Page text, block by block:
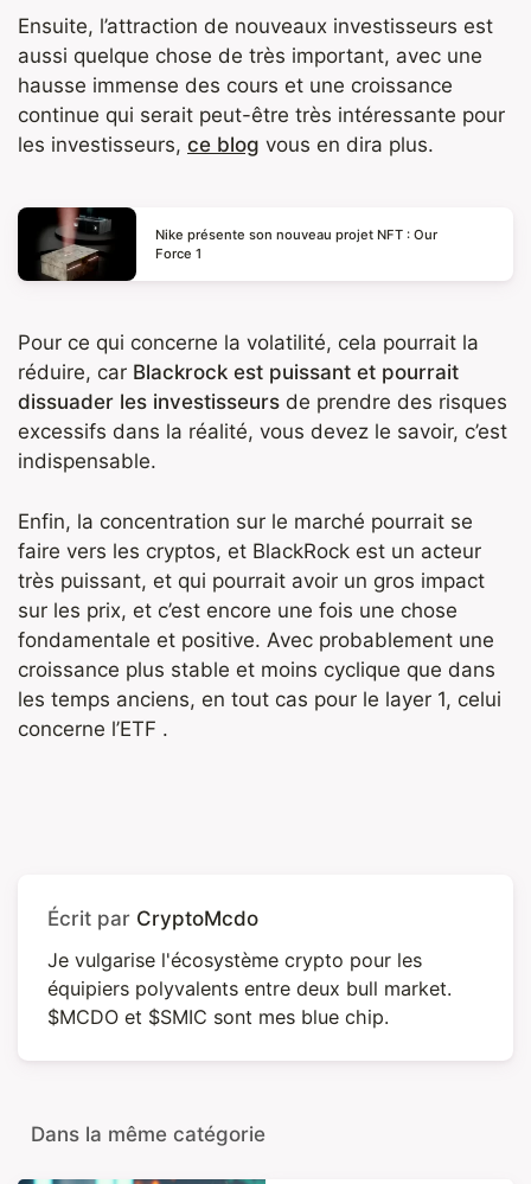
Ensuite, l’attraction de nouveaux investisseurs est
aussi quelque chose de très important, avec une
hausse immense des cours et une croissance
continue qui serait peut-être très intéressante pour
les investisseurs, ce blog vous en dira plus.
Nike présente son nouveau projet NFT : Our
Force 1
Pour ce qui concerne la volatilité, cela pourrait la
réduire, car Blackrock est puissant et pourrait
dissuader les investisseurs de prendre des risques
excessifs dans la réalité, vous devez le savoir, c’est
indispensable.
Enfin, la concentration sur le marché pourrait se
faire vers les cryptos, et BlackRock est un acteur
très puissant, et qui pourrait avoir un gros impact
sur les prix, et c’est encore une fois une chose
fondamentale et positive. Avec probablement une
croissance plus stable et moins cyclique que dans
les temps anciens, en tout cas pour le layer 1, celui
concerne l’ETF .
Écrit par CryptoMcdo
Je vulgarise l'écosystème crypto pour les
équipiers polyvalents entre deux bull market.
$MCDO et $SMIC sont mes blue chip.
Dans la même catégorie